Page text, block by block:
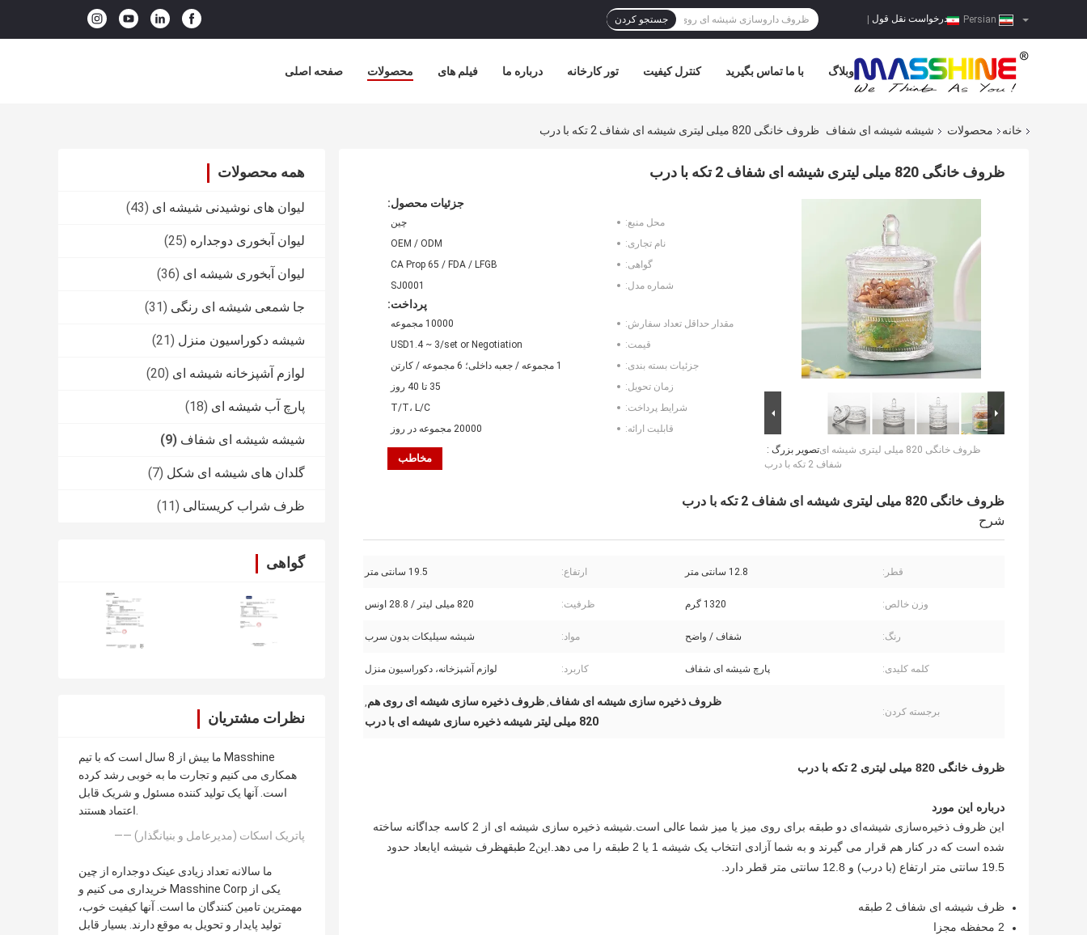
درخواست نقل قول جستجو کردن
صفحه اصلی محصولات فیلم های درباره ما تور کارخانه کنترل کیفیت با ما تماس بگیرید وبلاگ
خانه محصولات شیشه شیشه ای شفاف ظروف خانگی 820 میلی لیتری شیشه ای شفاف 2 تکه با درب
همه محصولات
لیوان های نوشیدنی شیشه ای (43)
لیوان آبخوری دوجداره (25)
لیوان آبخوری شیشه ای (36)
جا شمعی شیشه ای رنگی (31)
شیشه دکوراسیون منزل (21)
لوازم آشپزخانه شیشه ای (20)
پارچ آب شیشه ای (18)
شیشه شیشه ای شفاف (9)
گلدان های شیشه ای شکل (7)
ظرف شراب کریستالی (11)
گواهی
نظرات مشتریان
ما بیش از 8 سال است که با تیم Masshine
همکاری می کنیم و تجارت ما به خوبی رشد کرده
است. آنها یک تولید کننده مسئول و شریک قابل
اعتماد هستند.
—— پاتریک اسکات (مدیرعامل و بنیانگذار)
ما سالانه تعداد زیادی عینک دوجداره از چین
خریداری می کنیم و Masshine Corp یکی از
مهمترین تامین کنندگان ما است. آنها کیفیت خوب،
تولید پایدار و تحویل به موقع دارند. بسیار قابل
ظروف خانگی 820 میلی لیتری شیشه ای شفاف 2 تکه با درب
تصویر بزرگ :ظروف خانگی 820 میلی لیتری شیشه ای
شفاف 2 تکه با درب
جزئیات محصول:
محل منبع:
چین
نام تجاری:
OEM / ODM
گواهی:
CA Prop 65 / FDA / LFGB
شماره مدل:
SJ0001
پرداخت:
مقدار حداقل تعداد سفارش:
10000 مجموعه
قیمت:
USD1.4 ~ 3/set or Negotiation
جزئیات بسته بندی:
1 مجموعه / جعبه داخلی؛ 6 مجموعه / کارتن
زمان تحویل:
35 تا 40 روز
شرایط پرداخت:
T/T، L/C
قابلیت ارائه:
20000 مجموعه در روز
مخاطب
ظروف خانگی 820 میلی لیتری شیشه ای شفاف 2 تکه با درب
شرح
قطر: 12.8 سانتی متر ارتفاع: 19.5 سانتی متر
وزن خالص: 1320 گرم ظرفیت: 820 میلی لیتر / 28.8 اونس
رنگ: شفاف / واضح مواد: شیشه سیلیکات بدون سرب
کلمه کلیدی: پارچ شیشه ای شفاف کاربرد: لوازم آشپزخانه، دکوراسیون منزل
برجسته کردن:
ظروف ذخیره سازی شیشه ای شفاف, ظروف ذخیره سازی شیشه ای روی هم,
820 میلی لیتر شیشه ذخیره سازی شیشه ای با درب
ظروف خانگی 820 میلی لیتری 2 تکه با درب
درباره این مورد
این ظروف ذخیره‌سازی شیشه‌ای دو طبقه برای روی میز یا میز شما عالی است.شیشه ذخیره سازی شیشه ای از 2 کاسه جداگانه ساخته
شده است که در کنار هم قرار می گیرند و به شما آزادی انتخاب یک شیشه 1 یا 2 طبقه را می دهد.این
2 طبقه ظرف شیشه ایابعاد حدود
19.5 سانتی متر ارتفاع (با درب) و 12.8 سانتی متر قطر دارد.
ظرف شیشه ای شفاف 2 طبقه
2 محفظه مجزا